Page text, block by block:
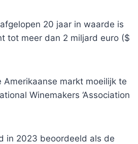
20 jaar in waarde is
tot meer dan 2 miljard euro ($
markt moeilijk te
Winemakers ‘Association
in 2023 beoordeeld als de